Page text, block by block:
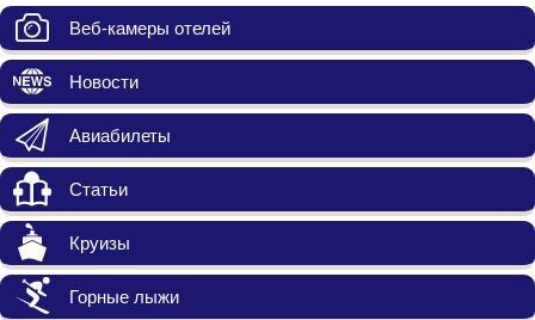
Веб-камеры отелей
Новости
Авиабилеты
Статьи
Круизы
Горные лыжи